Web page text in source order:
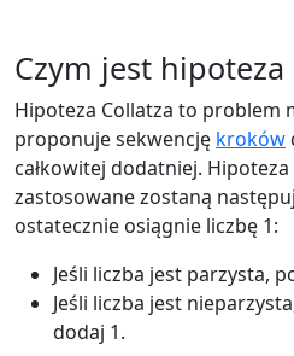
Czym jest hipoteza
Hipoteza Collatza to problem
proponuje sekwencję kroków
całkowitej dodatniej.
zastosowane zostaną
ostatecznie osiągnie liczbę 1:
Jeśli liczba jest parzysta,
Jeśli liczba jest
dodaj 1.